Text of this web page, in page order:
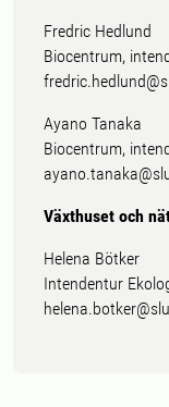
Fredric Hedlund
Biocentrum,
Ayano Tanaka
Biocentrum,
Växthuset och
Helena Bötker
Intendentur